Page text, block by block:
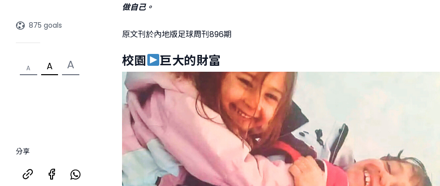
875 goals
A A A
分享
做自己。
原文刊於內地版足球周刊896期
校園 巨大的財富